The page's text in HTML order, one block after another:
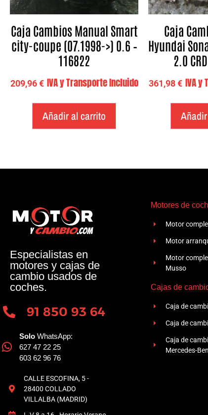
Caja Cambios Manual Smart
city-coupe (07.1998->) 0.6 –
116822
209,96€ IVA y Transporte Incluido
Añadir al carrito
Caja
Hyundai
2.0
361,98€ IVA y
Especialistas en
motores y cajas de
cambio usados de
coches.
91 850 93 64
Solo WhatsApp:
627 47 22 25
603 62 96 76
CALLE ESCOFINA, 5 -
28400 COLLADO
VILLALBA (MADRID)
Motores de
Motor
Motor
Motor
Musso
Cajas de
Caja de
Caja de
Caja de
Mercedes-